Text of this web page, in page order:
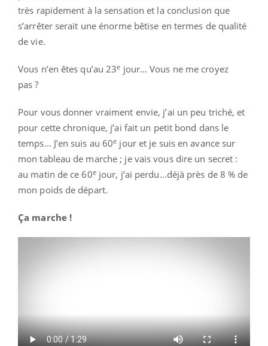
très rapidement à la sensation et la conclusion que
s’arrêter serait une énorme bêtise en termes de qualité
de vie.
Vous n’en êtes qu’au 23e jour… Vous ne me croyez
pas ?
Pour vous donner vraiment envie, j’ai un peu triché, et
pour cette chronique, j’ai fait un petit bond dans le
temps… J’en suis au 60e jour et je suis en avance sur
mon tableau de marche ; je vais vous dire un secret :
au matin de ce 60ejour, j’ai perdu…déjà près de 8 % de
mon poids de départ.
Ça marche !